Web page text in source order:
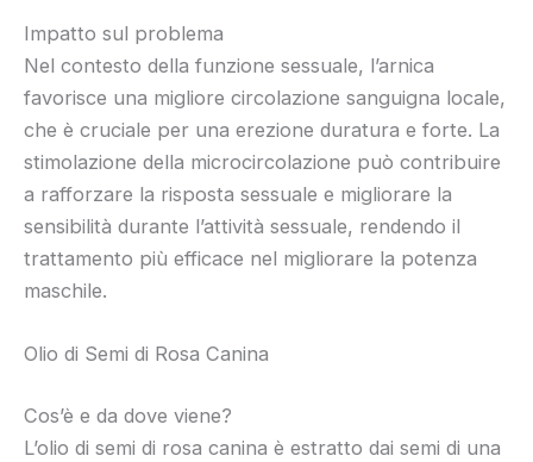
Impatto sul problema
Nel contesto della funzione sessuale, l’arnica
favorisce una migliore circolazione sanguigna locale,
che è cruciale per una erezione duratura e forte. La
stimolazione della microcircolazione può contribuire
a rafforzare la risposta sessuale e migliorare la
sensibilità durante l’attività sessuale, rendendo il
trattamento più efficace nel migliorare la potenza
maschile.
Olio di Semi di Rosa Canina
Cos’è e da dove viene?
L’olio di semi di rosa canina è estratto dai semi di una